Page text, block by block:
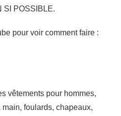
SI POSSIBLE.
pour voir comment faire :
vêtements pour hommes,
foulards, chapeaux,